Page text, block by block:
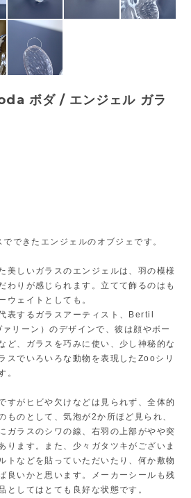
ボダ / エンジェル ガラ
できたエンジェルのオブジェです。
美しいガラスのエンジェルは、羽の模様
わりが感じられます。立てて飾るのはも
ウェイトとしても。
表するガラスアーティスト、Bertil
リーン）のデザインで、彼は顔やボー
ど、ガラスを巧みに使い、少し神秘的な
スでいろいろな動物を表現したZooシリ
。
すがヒビや欠けなどは見られず、全体的
ものとして、気泡が2か所ほど見られ、
ガラスのシワの線、右羽の上部がやや突
ります。また、少々ガタツキがございま
トなどを貼っていただいたり、何か敷物
良いかと思います。メーカーシールも残
としてはとても良好な状態です。